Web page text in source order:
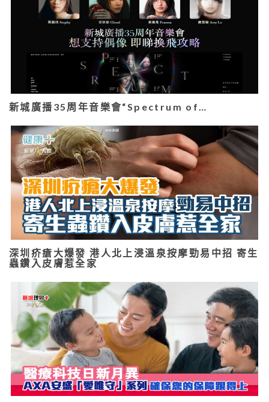
新城廣播35周年音樂會“Spectrum of…
深圳疥瘡大爆發 港人北上浸溫泉按摩勁易中招 寄生
蟲鑽入皮膚惹全家